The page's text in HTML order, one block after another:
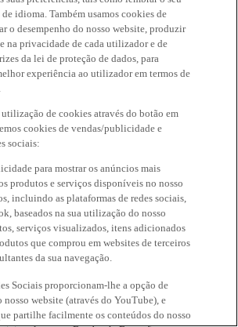
idioma. Também usamos cookies de
o desempenho do nosso website, produzir
na privacidade de cada utilizador e de
da lei de proteção de dados, para
experiência ao utilizador em termos de
utilização de cookies através do botão em
cookies de vendas/publicidade e
sociais:
para mostrar os anúncios mais
produtos e serviços disponíveis no nosso
incluindo as plataformas de redes sociais,
baseados na sua utilização do nosso
serviços visualizados, itens adicionados
que comprou em websites de terceiros
da sua navegação.
Sociais proporcionam-lhe a opção de
website (através do YouTube), e
partilhe facilmente os conteúdos do nosso